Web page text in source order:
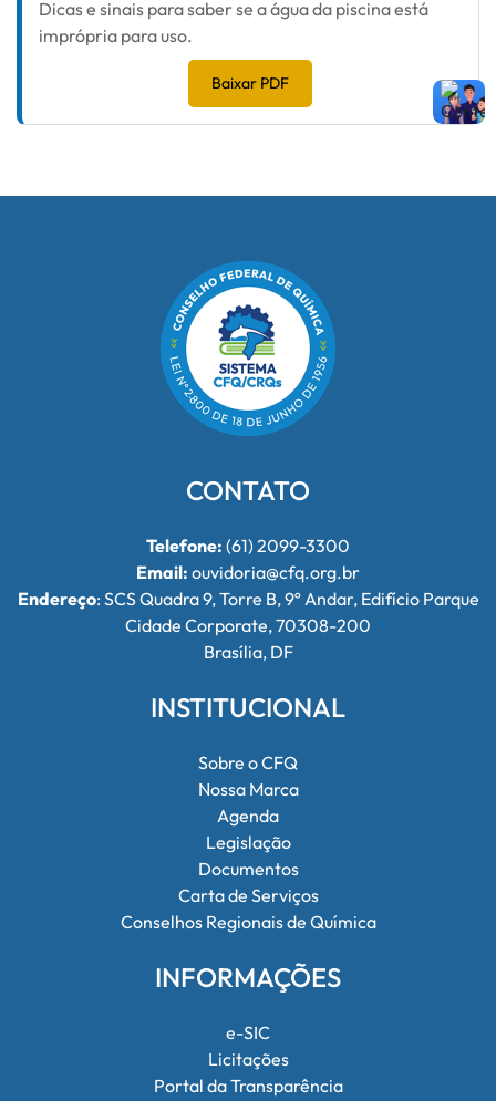
Dicas e sinais para saber se a água da piscina está
imprópria para uso.
Baixar PDF
CONTATO
Telefone: (61) 2099-3300
Email: ouvidoria@cfq.org.br
Endereço: SCS Quadra 9, Torre B, 9º Andar, Edifício Parque
Cidade Corporate, 70308-200
Brasília, DF
INSTITUCIONAL
Sobre o CFQ
Nossa Marca
Agenda
Legislação
Documentos
Carta de Serviços
Conselhos Regionais de Química
INFORMAÇÕES
e-SIC
Licitações
Portal da Transparência